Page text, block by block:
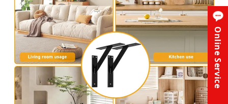
Online Service